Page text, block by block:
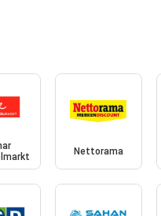
Nettorama